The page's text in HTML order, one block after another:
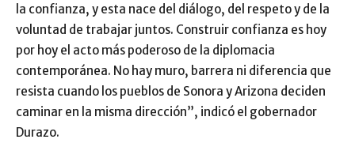
la confianza, y esta nace del diálogo, del respeto y de la
voluntad de trabajar juntos. Construir confianza es hoy
por hoy el acto más poderoso de la diplomacia
contemporánea. No hay muro, barrera ni diferencia que
resista cuando los pueblos de Sonora y Arizona deciden
caminar en la misma dirección”, indicó el gobernador
Durazo.